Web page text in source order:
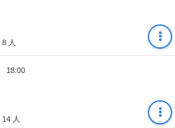
8人
18:00
14人